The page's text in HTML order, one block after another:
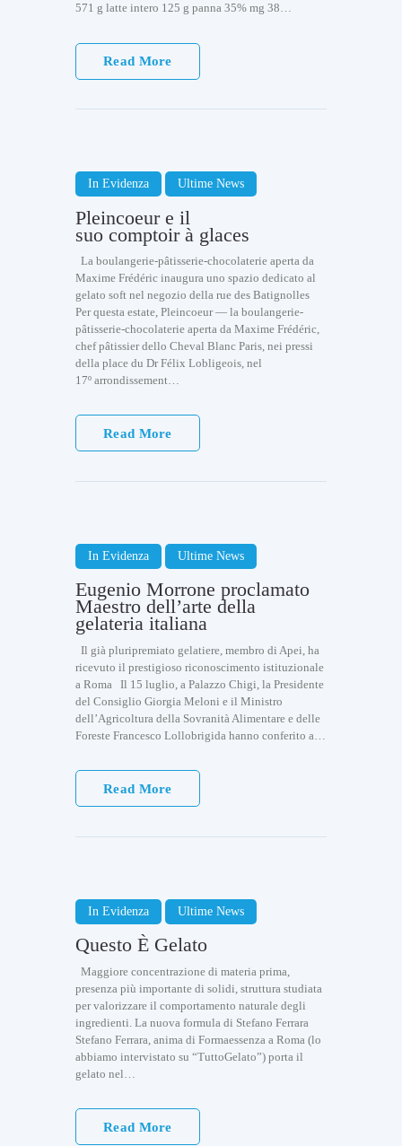
571 g latte intero 125 g panna 35% mg 38…
Read More
In Evidenza Ultime News
Pleincoeur e il
suo comptoir à glaces
La boulangerie-pâtisserie-chocolaterie aperta da
Maxime Frédéric inaugura uno spazio dedicato al
gelato soft nel negozio della rue des Batignolles
Per questa estate, Pleincoeur — la boulangerie-
pâtisserie-chocolaterie aperta da Maxime Frédéric,
chef pâtissier dello Cheval Blanc Paris, nei pressi
della place du Dr Félix Lobligeois, nel
17º arrondissement…
Read More
In Evidenza Ultime News
Eugenio Morrone proclamato
Maestro dell’arte della
gelateria italiana
Il già pluripremiato gelatiere, membro di Apei, ha
ricevuto il prestigioso riconoscimento istituzionale
a Roma Il 15 luglio, a Palazzo Chigi, la Presidente
del Consiglio Giorgia Meloni e il Ministro
dell’Agricoltura della Sovranità Alimentare e delle
Foreste Francesco Lollobrigida hanno conferito a…
Read More
In Evidenza Ultime News
Questo È Gelato
Maggiore concentrazione di materia prima,
presenza più importante di solidi, struttura studiata
per valorizzare il comportamento naturale degli
ingredienti. La nuova formula di Stefano Ferrara
Stefano Ferrara, anima di Formaessenza a Roma (lo
abbiamo intervistato su “TuttoGelato”) porta il
gelato nel…
Read More